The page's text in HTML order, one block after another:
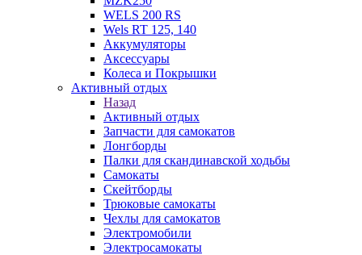
WELS 200 RS
Wels RT 125, 140
Аккумуляторы
Аксессуары
Колеса и Покрышки
Активный отдых
Назад
Активный отдых
Запчасти для самокатов
Лонгборды
Палки для скандинавской ходьбы
Самокаты
Скейтборды
Трюковые самокаты
Чехлы для самокатов
Электромобили
Электросамокаты